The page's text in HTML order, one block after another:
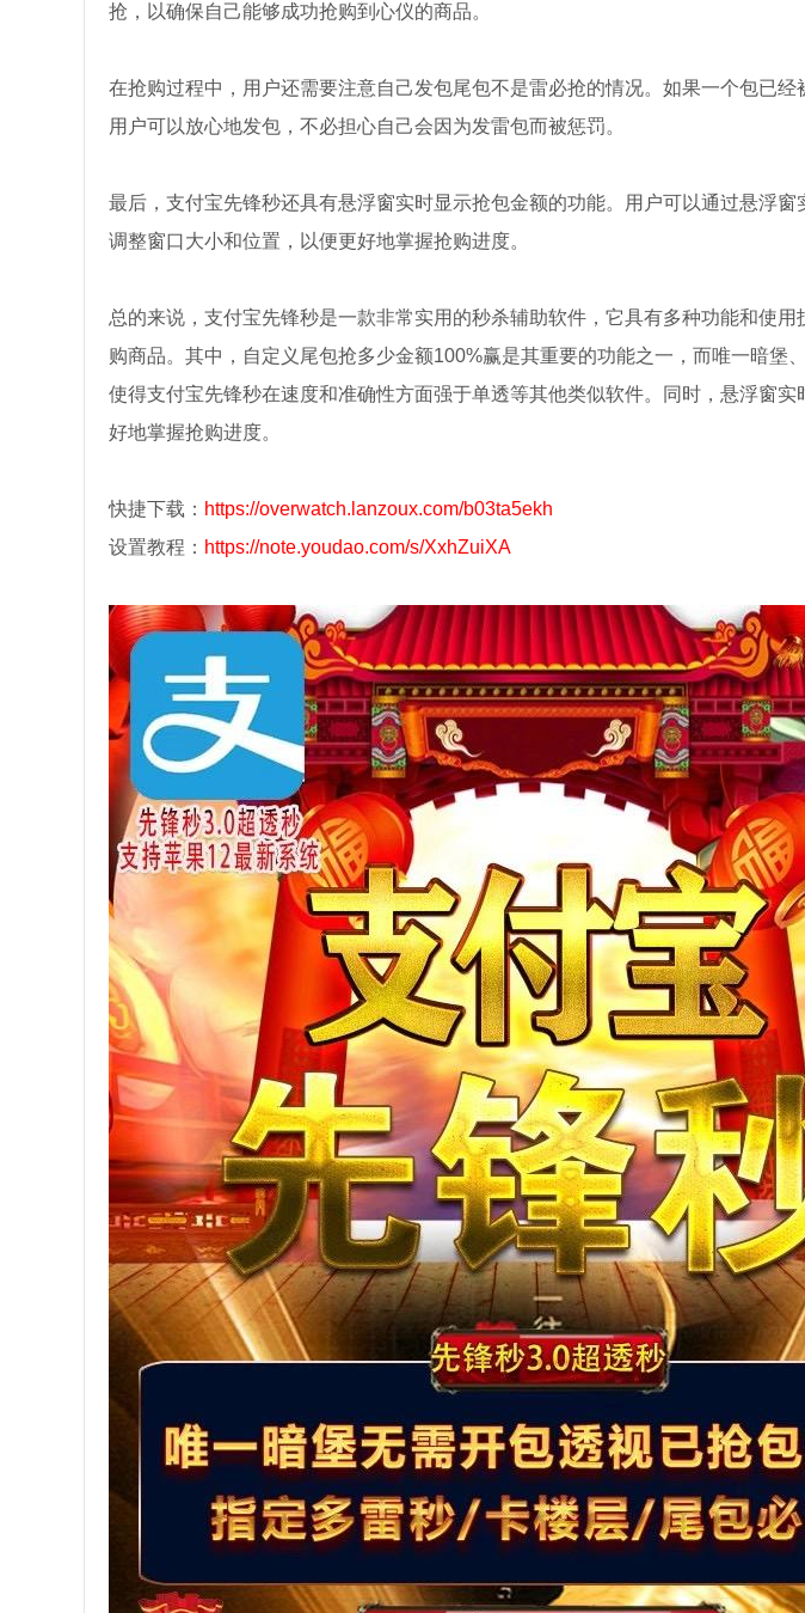
抢，以确保自己能够成功抢购到心仪的商品。
在抢购过程中，用户还需要注意自己发包尾包不是雷必抢的情况。如果一个包已
用户可以放心地发包，不必担心自己会因为发雷包而被惩罚。
最后，支付宝先锋秒还具有悬浮窗实时显示抢包金额的功能。用户可以通过悬浮
调整窗口大小和位置，以便更好地掌握抢购进度。
总的来说，支付宝先锋秒是一款非常实用的秒杀辅助软件，它具有多种功能和使
购商品。其中，自定义尾包抢多少金额100%赢是其重要的功能之一，而唯一暗堡
使得支付宝先锋秒在速度和准确性方面强于单透等其他类似软件。同时，悬浮窗
好地掌握抢购进度。
快捷下载： https://overwatch.lanzoux.com/b03ta5ekh
设置教程： https://note.youdao.com/s/XxhZuiXA